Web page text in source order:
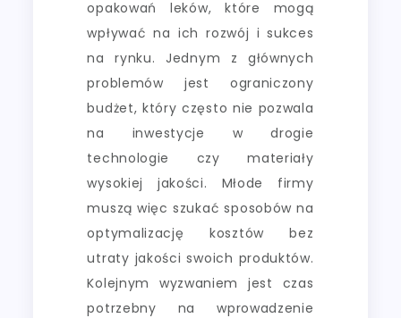
opakowań leków, które mogą
wpływać na ich rozwój i sukces
na rynku. Jednym z głównych
problemów jest ograniczony
budżet, który często nie pozwala
na inwestycje w drogie
technologie czy materiały
wysokiej jakości. Młode firmy
muszą więc szukać sposobów na
optymalizację kosztów bez
utraty jakości swoich produktów.
Kolejnym wyzwaniem jest czas
potrzebny na wprowadzenie